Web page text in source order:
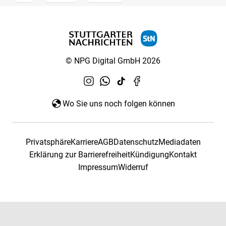
© NPG Digital GmbH 2026
Wo Sie uns noch folgen können
PrivatsphäreKarriereAGBDatenschutzMediadaten
Erklärung zur BarrierefreiheitKündigungKontakt
ImpressumWiderruf